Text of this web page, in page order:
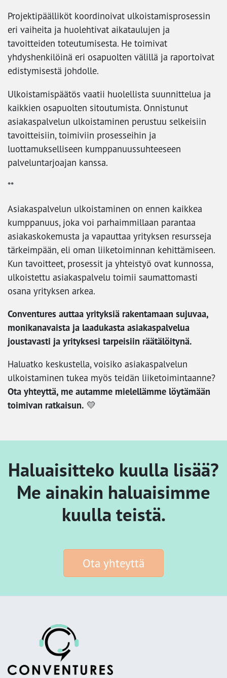
Projektipäälliköt koordinoivat ulkoistamisprosessin
eri vaiheita ja huolehtivat aikataulujen ja
tavoitteiden toteutumisesta. He toimivat
yhdyshenkilöinä eri osapuolten välillä ja raportoivat
edistymisestä johdolle.
Ulkoistamispäätös vaatii huolellista suunnittelua ja
kaikkien osapuolten sitoutumista. Onnistunut
asiakaspalvelun ulkoistaminen perustuu selkeisiin
tavoitteisiin, toimiviin prosesseihin ja
luottamukselliseen kumppanuussuhteeseen
palveluntarjoajan kanssa.
**
Asiakaspalvelun ulkoistaminen on ennen kaikkea
kumppanuus, joka voi parhaimmillaan parantaa
asiakaskokemusta ja vapauttaa yrityksen resursseja
tärkeimpään, eli oman liiketoiminnan kehittämiseen.
Kun tavoitteet, prosessit ja yhteistyö ovat kunnossa,
ulkoistettu asiakaspalvelu toimii saumattomasti
osana yrityksen arkea.
Conventures auttaa yrityksiä rakentamaan sujuvaa,
monikanavaista ja laadukasta asiakaspalvelua
joustavasti ja yrityksesi tarpeisiin räätälöitynä.
Haluatko keskustella, voisiko asiakaspalvelun
ulkoistaminen tukea myös teidän liiketoimintaanne?
Ota yhteyttä, me autamme mielellämme löytämään
toimivan ratkaisun. 💛
Haluaisitteko kuulla lisää?
Me ainakin haluaisimme
kuulla teistä.
Ota yhteyttä